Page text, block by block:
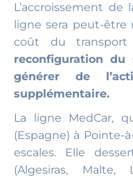
L’accroissement
ligne sera peut-être
coût du transport
reconfiguration du
générer de
supplémentaire.
La ligne MedCar,
(Espagne) à Pointe-
escales. Elle
(Algesiras, Malte,